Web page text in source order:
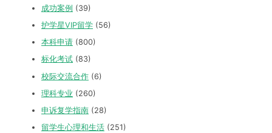
成功案例 (39)
护学星VIP留学 (56)
本科申请 (800)
标化考试 (83)
校际交流合作 (6)
理科专业 (260)
申诉复学指南 (28)
留学生心理和生活 (251)